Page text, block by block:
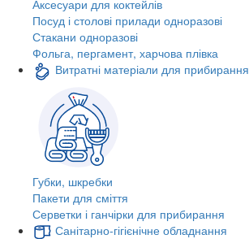
Аксесуари для коктейлів
Посуд і столові прилади одноразові
Стакани одноразові
Фольга, пергамент, харчова плівка
Витратні матеріали для прибирання
Губки, шкребки
Пакети для сміття
Серветки і ганчірки для прибирання
Санітарно-гігієнічне обладнання